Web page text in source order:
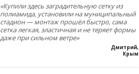
«Купили здесь заградительную сетку из
полиамида, установили на муниципальный
стадион — монтаж прошёл быстро, сама
сетка легкая, эластичная и не теряет формы
даже при сильном ветре»
Дмитрий,
Крым